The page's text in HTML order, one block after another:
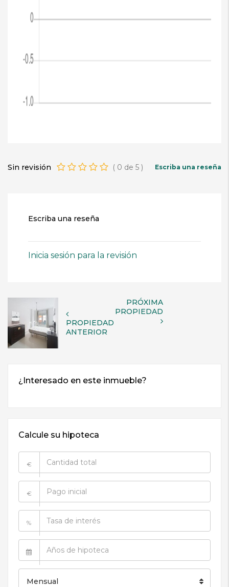
Sin revisión ( 0 de 5 ) Escriba una reseña
Escriba una reseña
Inicia sesión para la revisión
PROPIEDAD
ANTERIOR
PRÓXIMA
PROPIEDAD
Calcule su hipoteca
€
€
%
Mensual